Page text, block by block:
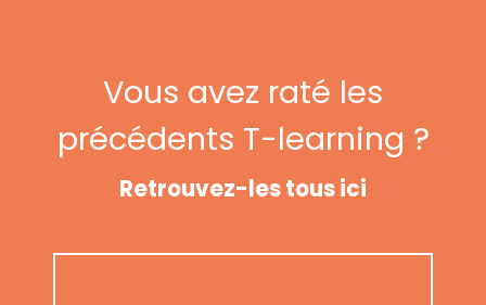
Vous avez raté les
précédents T-learning ?
Retrouvez-les tous ici